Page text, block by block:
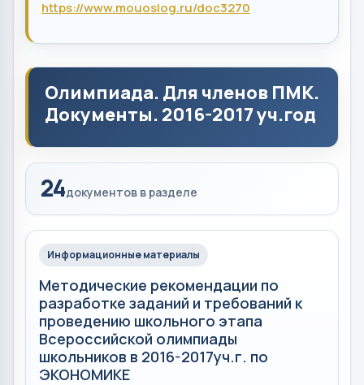
https://www.mouoslog.ru/doc3270
Олимпиада. Для членов ПМК.
Документы. 2016-2017 уч.год
24документов в разделе
Информационные материалы
Методические рекомендации по
разработке заданий и требований к
проведению школьного этапа
Всероссийской олимпиады
школьников в 2016-2017уч.г. по
ЭКОНОМИКЕ